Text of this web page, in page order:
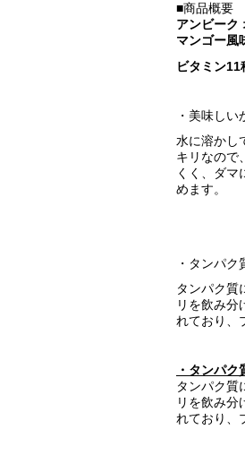
■商品概要
アンビーク
マンゴー風
ビタミン
・美味しい
水に溶かし
キリなので
くく、ダマ
めます。
・タンパ
タンパク質
リを飲み分
れており、
・タンパ
タンパク質
リを飲み分
れており、